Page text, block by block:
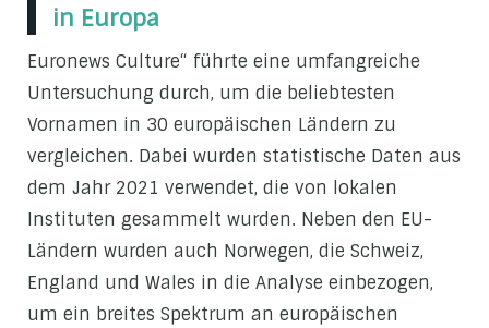
in Europa
Euronews Culture“ führte eine umfangreiche
Untersuchung durch, um die beliebtesten
Vornamen in 30 europäischen Ländern zu
vergleichen. Dabei wurden statistische Daten aus
dem Jahr 2021 verwendet, die von lokalen
Instituten gesammelt wurden. Neben den EU-
Ländern wurden auch Norwegen, die Schweiz,
England und Wales in die Analyse einbezogen,
um ein breites Spektrum an europäischen